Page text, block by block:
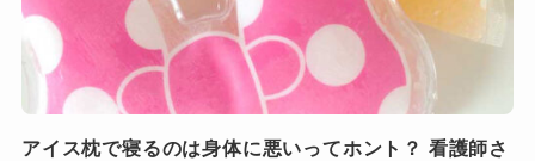
アイス枕で寝るのは身体に悪いってホント？ 看護師さ